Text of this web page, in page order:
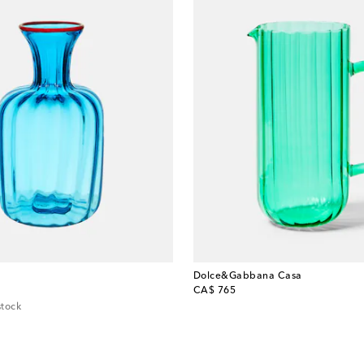
Dolce&Gabbana Casa
CA$ 765
original price